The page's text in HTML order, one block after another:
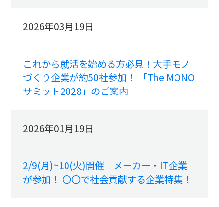
2026年03月19日
これから就活を始める方必見！大手モノ
づくり企業が約50社参加！ 「The MONO
サミット2028」のご案内
2026年01月19日
2/9(月)~10(火)開催｜メーカー・IT企業
が参加！ 〇〇で社会貢献する企業特集！